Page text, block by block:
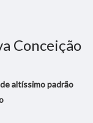
Conceição
altíssimo padrão